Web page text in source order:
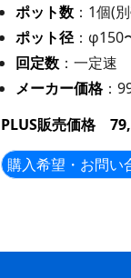
ポット数 ：1個(
ポット径：φ150
回定数 ：一定速
メーカー価格：
PLUS販売価格
購入希望・お問い